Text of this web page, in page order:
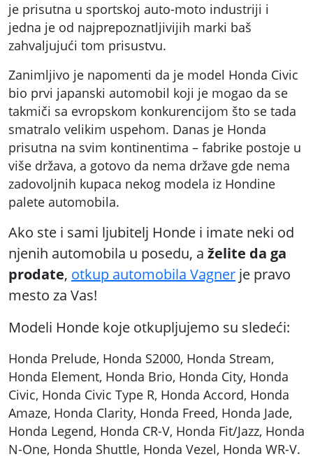
je prisutna u sportskoj auto-moto industriji i
jedna je od najprepoznatljivijih marki baš
zahvaljujući tom prisustvu.
Zanimljivo je napomenti da je model Honda Civic
bio prvi japanski automobil koji je mogao da se
takmiči sa evropskom konkurencijom što se tada
smatralo velikim uspehom. Danas je Honda
prisutna na svim kontinentima – fabrike postoje u
više država, a gotovo da nema države gde nema
zadovoljnih kupaca nekog modela iz Hondine
palete automobila.
Ako ste i sami ljubitelj Honde i imate neki od
njenih automobila u posedu, a želite da ga
prodate, otkup automobila Vagner je pravo
mesto za Vas!
Modeli Honde koje otkupljujemo su sledeći:
Honda Prelude, Honda S2000, Honda Stream,
Honda Element, Honda Brio, Honda City, Honda
Civic, Honda Civic Type R, Honda Accord, Honda
Amaze, Honda Clarity, Honda Freed, Honda Jade,
Honda Legend, Honda CR-V, Honda Fit/Jazz, Honda
N-One, Honda Shuttle, Honda Vezel, Honda WR-V.